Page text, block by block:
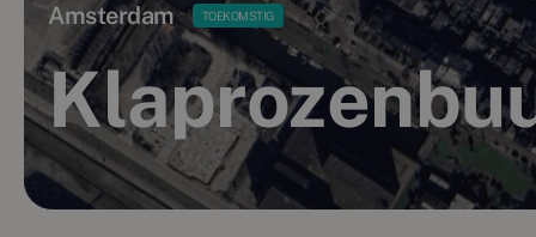
Amsterdam TOEKOMSTIG